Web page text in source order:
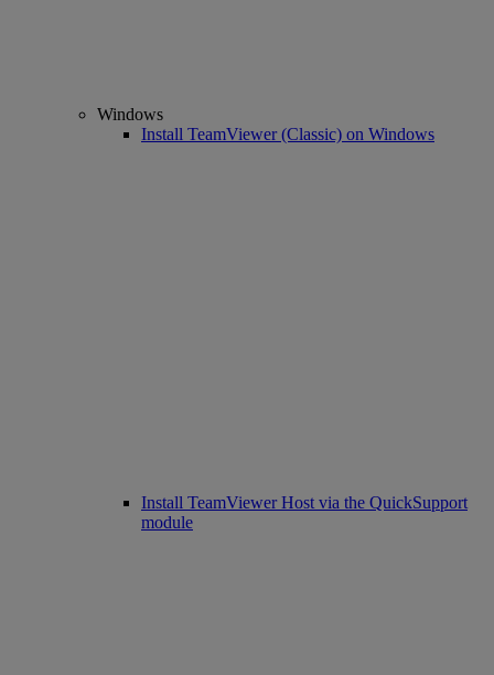
Windows
Install TeamViewer (Classic) on Windows
Install TeamViewer Host via the QuickSupport
module